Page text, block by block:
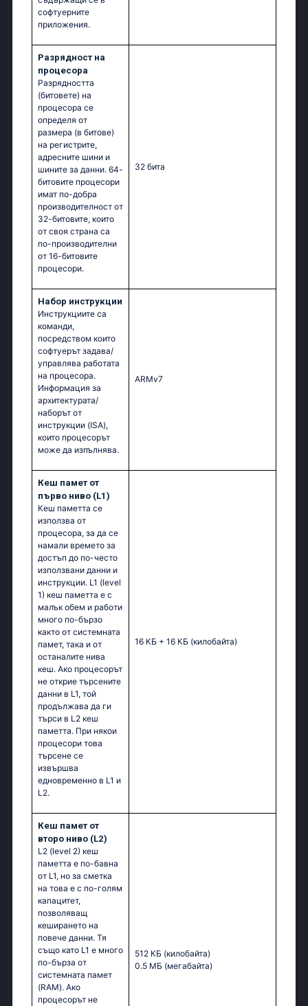
софтуерните
приложения.
Разрядност на
процесора
Разрядността
(битовете) на
процесора се
определя от
размера (в битове)
на регистрите,
адресните шини и
шините за данни. 64-
битовите процесори
имат по-добра
производителност от
32-битовите, които
от своя страна са
по-производителни
от 16-битовите
процесори.
32 бита
Набор инструкции
Инструкциите са
команди,
посредством които
софтуерът задава/
управлява работата
на процесора.
Информация за
архитектурата/
наборът от
инструкции (ISA),
които процесорът
може да изпълнява.
ARMv7
Кеш памет от
първо ниво (L1)
Кеш паметта се
използва от
процесора, за да се
намали времето за
достъп до по-често
използвани данни и
инструкции. L1 (level
1) кеш паметта e с
малък обем и работи
много по-бързо
както от системната
памет, така и от
останалите нива
кеш. Ако процесорът
не открие търсените
данни в L1, той
продължава да ги
търси в L2 кеш
паметта. При някои
процесори това
търсене се
извършва
едновременно в L1 и
L2.
16 КБ + 16 КБ (килобайта)
Кеш памет от
второ ниво (L2)
L2 (level 2) кеш
паметта е по-бавна
от L1, но за сметка
на това е с по-голям
капацитет,
позволяващ
кеширането на
повече данни. Тя
също като L1 е много
по-бърза от
системната памет
(RAM). Ако
процесорът не
512 КБ (килобайта)
0.5 МБ (мегабайта)